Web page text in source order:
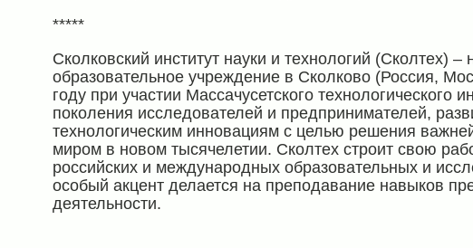
*****
Сколковский институт науки и технологий (Сколтех) –
образовательное учреждение в Сколково (Россия,
году при участии Массачусетского технологического
поколения исследователей и предпринимателей,
технологическим инновациям с целью решения
миром в новом тысячелетии. Сколтех строит свою
российских и международных образовательных и
особый акцент делается на преподавание навыков
деятельности.